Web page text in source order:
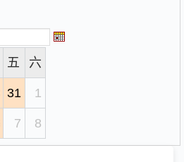
五 六
31 1
7 8